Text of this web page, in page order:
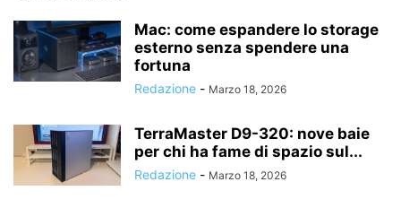
Mac: come espandere lo storage
esterno senza spendere una
fortuna
Redazione - Marzo 18, 2026
TerraMaster D9-320: nove baie
per chi ha fame di spazio sul...
Redazione - Marzo 18, 2026